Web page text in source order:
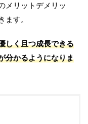
メリットデメリッ
す。
しく且つ成長できる
分かるようになりま